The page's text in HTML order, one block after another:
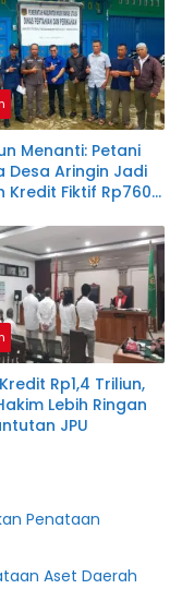
Menanti: Petani
Desa Aringin Jadi
Kredit Fiktif Rp760
Rp1,4 Triliun,
Lebih Ringan
JPU
Penataan
Aset Daerah